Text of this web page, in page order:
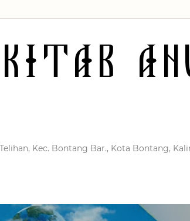
Kec. Bontang Bar., Kota Bontang,